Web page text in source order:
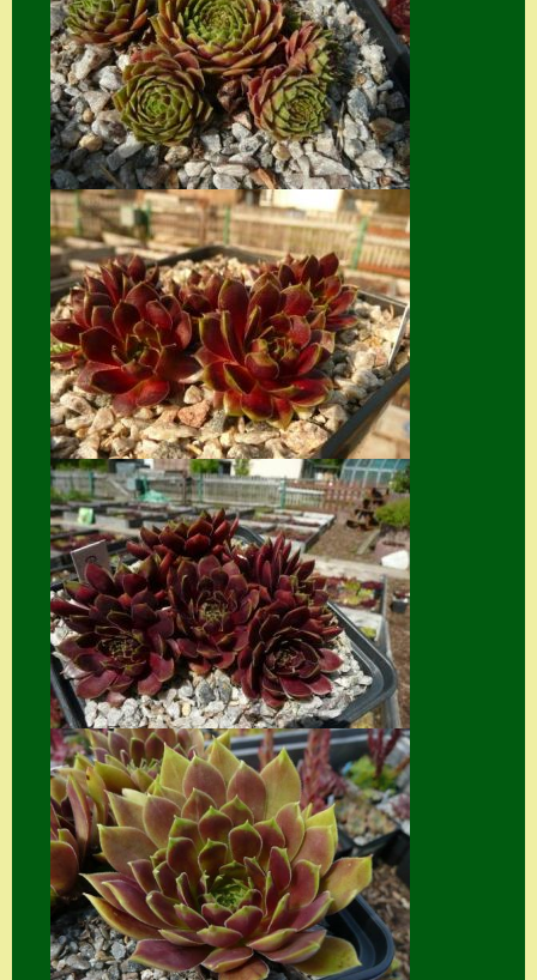
Sue Thomas
Translator
Versand
Versand von
Semps
Warenkorb
Warenkorb
Widerrufsbelehru
ng
Zahlung
Zahlungs- &
Versandinfos
Zubehör
Zubehör